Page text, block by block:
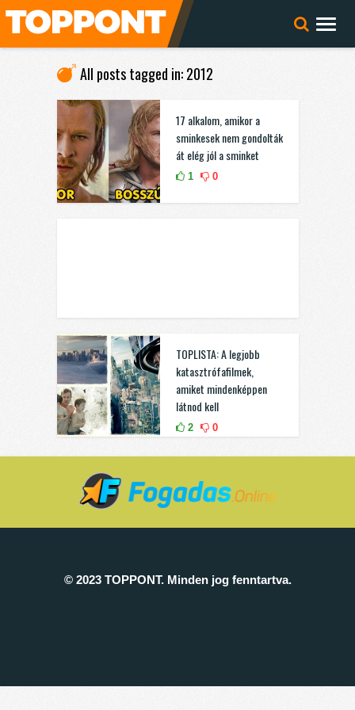
All posts tagged in: 2012
17 alkalom, amikor a
sminkesek nem gondolták
át elég jól a sminket
1 0
TOPLISTA: A legjobb
katasztrófafilmek,
amiket mindenképpen
látnod kell
2 0
© 2023 TOPPONT. Minden jog fenntartva.